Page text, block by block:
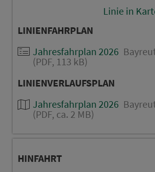
Linie in
LINIENFAHRPLAN
Jahresfahrplan 2026
(PDF, 113 kB)
LINIENVERLAUFSPLAN
Jahresfahrplan 2026
(PDF, ca. 2 MB)
HINFAHRT